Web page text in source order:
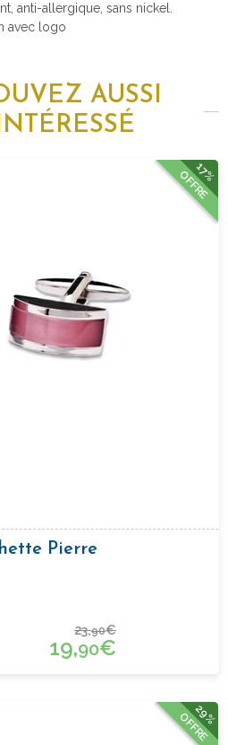
anti-allergique, sans nickel.
avec logo
AUSSI
17%
OFFRE
Pierre
23,90€
19,90€
29%
OFFRE